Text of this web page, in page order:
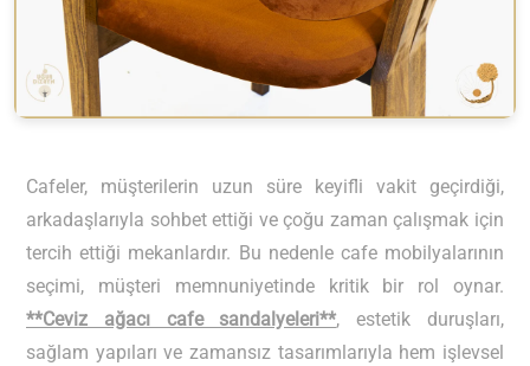
Cafeler, müşterilerin uzun süre keyifli vakit geçirdiği,
arkadaşlarıyla sohbet ettiği ve çoğu zaman çalışmak için
tercih ettiği mekanlardır. Bu nedenle cafe mobilyalarının
seçimi, müşteri memnuniyetinde kritik bir rol oynar.
**Ceviz ağacı cafe sandalyeleri**, estetik duruşları,
sağlam yapıları ve zamansız tasarımlarıyla hem işlevsel